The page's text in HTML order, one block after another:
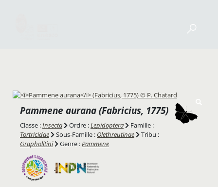
Pammene aurana(Fabricius, 1775)
Classe :Insecta Ordre :Lepidoptera
Famille :
Tortricidae
Sous-Famille : Olethreutinae
Tribu :
Grapholitini
Genre :Pammene